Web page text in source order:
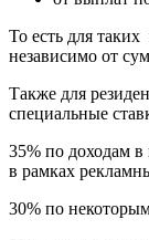
То есть для таких
независимо от
Также для
специальные
35% по доходам
в рамках
30% по